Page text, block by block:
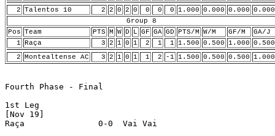
2 Talentos 10 2 2 0 2 0 0 0 0 1.000 0.000 0.000 0.000
Group 8
Pos Team PTS M W D L GF GA GD PTS/M W/M GF/M
GA/J
1 Raça 3 2 1 0 1 2 1 1 1.500 0.500 1.000 0.500
2 Montealtense AC 3 2 1 0 1 1 2 -1 1.500 0.500 0.500 1.000
Fourth Phase - Final
1st Leg
[Nov 19]
Raça               0-0  Vai Vai